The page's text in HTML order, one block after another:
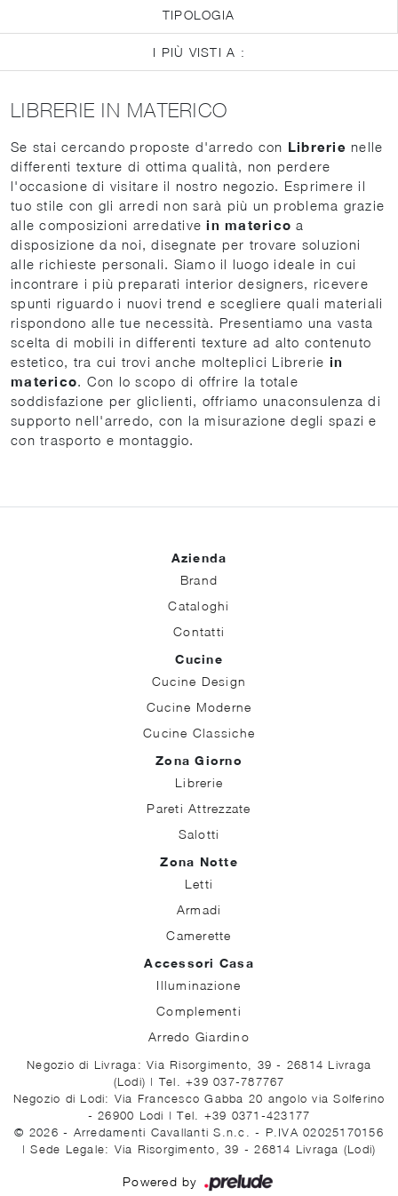
TIPOLOGIA
I PIÙ VISTI A :
LIBRERIE IN MATERICO
Se stai cercando proposte d'arredo con Librerie nelle
differenti texture di ottima qualità, non perdere
l'occasione di visitare il nostro negozio. Esprimere il
tuo stile con gli arredi non sarà più un problema grazie
alle composizioni arredativein materico a
disposizione da noi, disegnate per trovare soluzioni
alle richieste personali. Siamo il luogo ideale in cui
incontrare i più preparati interior designers, ricevere
spunti riguardo i nuovi trend e scegliere quali materiali
rispondono alle tue necessità. Presentiamo una vasta
scelta di mobili in differenti texture ad alto contenuto
estetico, tra cui trovi anche molteplici Librerie in
materico. Con lo scopo di offrire la totale
soddisfazione per gliclienti, offriamo unaconsulenza di
supporto nell'arredo, con la misurazione degli spazi e
con trasporto e montaggio.
Azienda
Brand
Cataloghi
Contatti
Cucine
Cucine Design
Cucine Moderne
Cucine Classiche
Zona Giorno
Librerie
Pareti Attrezzate
Salotti
Zona Notte
Letti
Armadi
Camerette
Accessori Casa
Illuminazione
Complementi
Arredo Giardino
Negozio di Livraga: Via Risorgimento, 39 - 26814 Livraga
(Lodi) | Tel. +39 037-787767
Negozio di Lodi: Via Francesco Gabba 20 angolo via Solferino
- 26900 Lodi |Tel. +39 0371-423177
© 2026 - Arredamenti Cavallanti S.n.c. - P.IVA 02025170156
|Sede Legale: Via Risorgimento, 39 - 26814 Livraga (Lodi)
Powered by